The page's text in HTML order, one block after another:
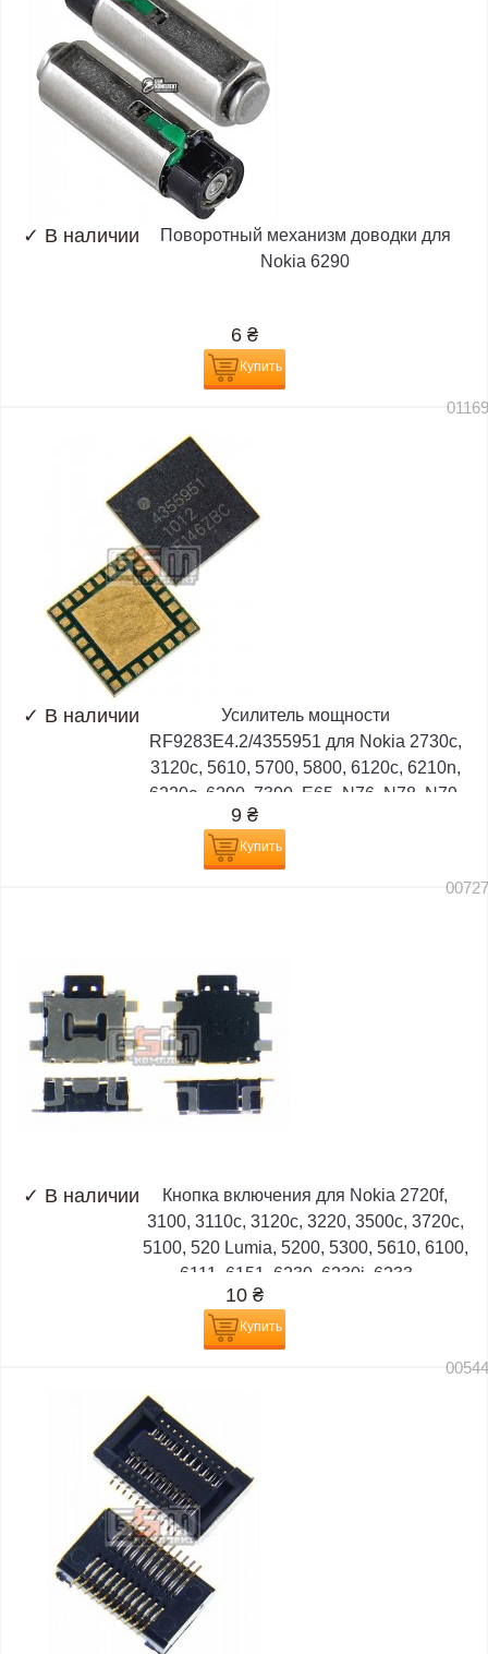
✓ В наличии
Поворотный механизм доводки для
Nokia 6290
6 ₴
Купить
✓ В наличии
Усилитель мощности
RF9283E4.2/4355951 для Nokia 2730c,
3120c, 5610, 5700, 5800, 6120c, 6210n,
6220c, 6290, 7390, E65, N76, N78, N79,
N82, N95, N96
9 ₴
Купить
✓ В наличии
Кнопка включения для Nokia 2720f,
3100, 3110c, 3120c, 3220, 3500c, 3720c,
5100, 520 Lumia, 5200, 5300, 5610, 6100,
6111, 6151, 6230, 6230i, 6233,...
10 ₴
Купить